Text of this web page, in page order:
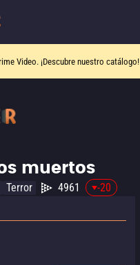
Video. ¡Descubre nuestro catálogo!
muertos
Terror 4961 -20